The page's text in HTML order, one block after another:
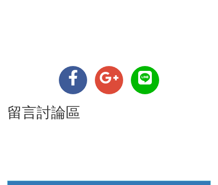
留言討論區